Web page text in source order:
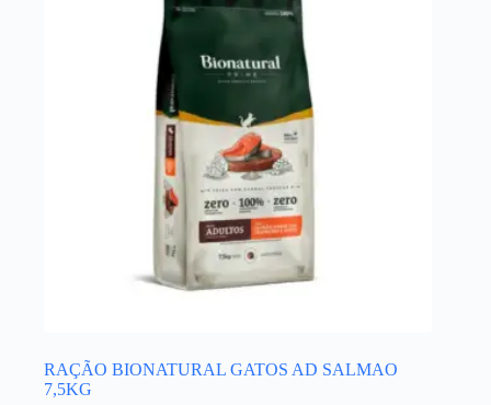
RAÇÃO BIONATURAL GATOS AD SALMAO
7,5KG